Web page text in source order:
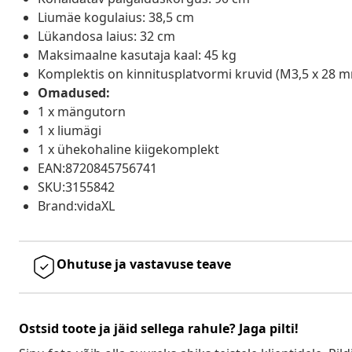
Liumäe kogulaius: 38,5 cm
Lükandosa laius: 32 cm
Maksimaalne kasutaja kaal: 45 kg
Komplektis on kinnitusplatvormi kruvid (M3,5 x 28
Omadused:
1 x mängutorn
1 x liumägi
1 x ühekohaline kiigekomplekt
EAN:8720845756741
SKU:3155842
Brand:vidaXL
Ohutuse ja vastavuse teave
Ostsid toote ja jäid sellega rahule? Jaga pilti!